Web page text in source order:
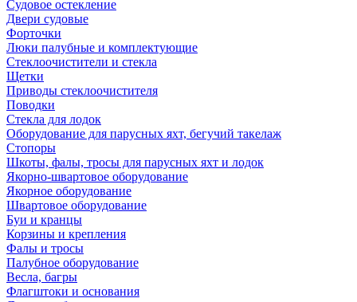
Судовое остекление
Двери судовые
Форточки
Люки палубные и комплектующие
Стеклоочистители и стекла
Щетки
Приводы стеклоочистителя
Поводки
Стекла для лодок
Оборудование для парусных яхт, бегучий такелаж
Стопоры
Шкоты, фалы, тросы для парусных яхт и лодок
Якорно-швартовое оборудование
Якорное оборудование
Швартовое оборудование
Буи и кранцы
Корзины и крепления
Фалы и тросы
Палубное оборудование
Весла, багры
Флагштоки и основания